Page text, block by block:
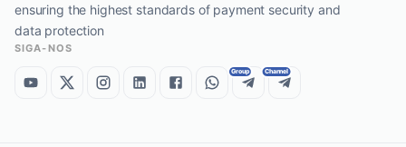
ensuring the highest standards of payment security and
data protection
SIGA-NOS
Group Channel